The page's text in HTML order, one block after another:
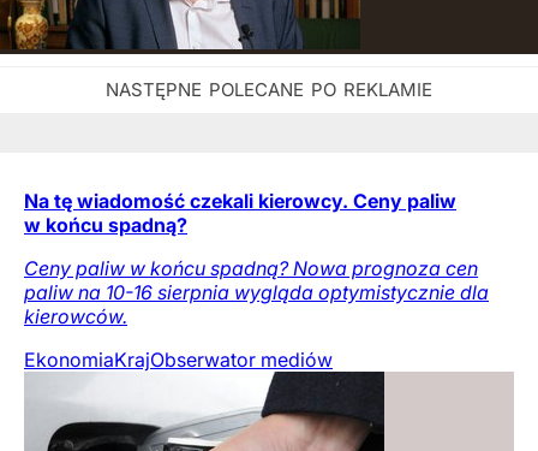
Na tę wiadomość czekali kierowcy. Ceny paliw
w końcu spadną?
Ceny paliw w końcu spadną? Nowa prognoza cen
paliw na 10-16 sierpnia wygląda optymistycznie dla
kierowców.
EkonomiaKrajObserwator mediów